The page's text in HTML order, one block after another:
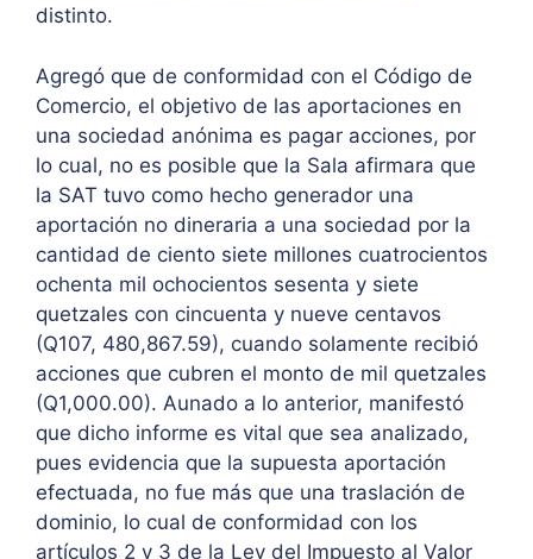
distinto.
Agregó que de conformidad con el Código de
Comercio, el objetivo de las aportaciones en
una sociedad anónima es pagar acciones, por
lo cual, no es posible que la Sala afirmara que
la SAT tuvo como hecho generador una
aportación no dineraria a una sociedad por la
cantidad de ciento siete millones cuatrocientos
ochenta mil ochocientos sesenta y siete
quetzales con cincuenta y nueve centavos
(Q107, 480,867.59), cuando solamente recibió
acciones que cubren el monto de mil quetzales
(Q1,000.00). Aunado a lo anterior, manifestó
que dicho informe es vital que sea analizado,
pues evidencia que la supuesta aportación
efectuada, no fue más que una traslación de
dominio, lo cual de conformidad con los
artículos 2 y 3 de la Ley del Impuesto al Valor